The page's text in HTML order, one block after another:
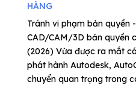
HÀNG
Tránh vi phạm bản quyền
CAD/CAM/3D bản quyền
(2026) Vừa được ra mắt
phát hành Autodesk,
chuyển quan trọng trong